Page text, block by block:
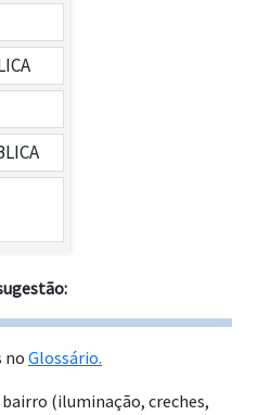
no Glossário.
(iluminação, creches,